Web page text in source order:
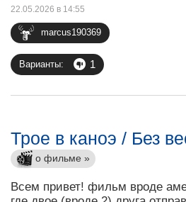
marcus190369
22.05.2026 в 14:55
Варианты: 1
Трое в каноэ / Без
о фильме »
Всем привет! фильм вроде